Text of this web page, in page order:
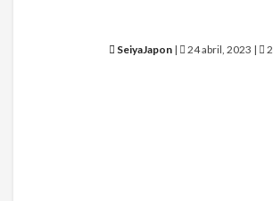
SeiyaJapon| 24 abril, 2023 |